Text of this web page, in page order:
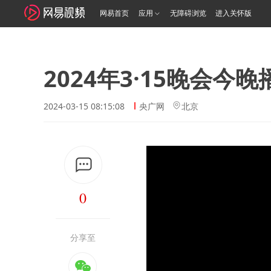
网易首页 应用 无障碍浏览 进入关怀版
2024年3·15晚会今晚
2024-03-15 08:15:08 央广网 北京
0
分享至